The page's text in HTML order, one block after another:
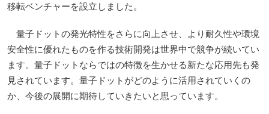
移転ベンチャーを設立しました。
量子ドットの発光特性をさらに向上させ、より耐久性や環境
安全性に優れたものを作る技術開発は世界中で競争が続いてい
ます。量子ドットならではの特徴を生かせる新たな応用先も発
見されています。量子ドットがどのように活用されていくの
か、今後の展開に期待していきたいと思っています。